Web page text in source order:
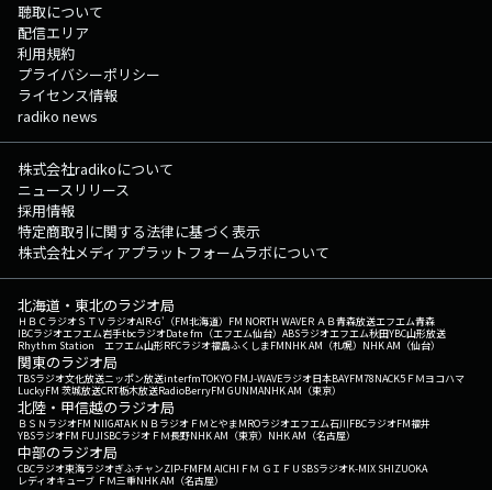
聴取について
配信エリア
利用規約
プライバシーポリシー
ライセンス情報
radiko news
株式会社radikoについて
ニュースリリース
採用情報
特定商取引に関する法律に基づく表示
株式会社メディアプラットフォームラボについて
北海道・東北のラジオ局
ＨＢＣラジオＳＴＶラジオAIR-G'（FM北海道） FM NORTH WAVEＲＡＢ青森放送エフエム青森
IBCラジオエフエム岩手tbcラジオDate fm（エフエム仙台） ABSラジオエフエム秋田YBC山形放送
Rhythm Station エフエム山形RFCラジオ福島ふくしまFMNHK AM（札幌） NHK AM（仙台）
関東のラジオ局
TBSラジオ文化放送ニッポン放送interfmTOKYO FMJ-WAVEラジオ日本BAYFM78NACK5 ＦＭヨコハマ
LuckyFM 茨城放送CRT栃木放送RadioBerryFM GUNMANHK AM（東京）
北陸・甲信越のラジオ局
ＢＳＮラジオFM NIIGATAＫＮＢラジオ ＦＭとやまMROラジオエフエム石川FBCラジオFM福井
YBSラジオFM FUJISBCラジオ ＦＭ長野NHK AM（東京） NHK AM（名古屋）
中部のラジオ局
CBCラジオ東海ラジオぎふチャンZIP-FMFM AICHI ＦＭ ＧＩＦＵ SBSラジオK-MIX SHIZUOKA
レディオキューブ ＦＭ三重NHK AM（名古屋）